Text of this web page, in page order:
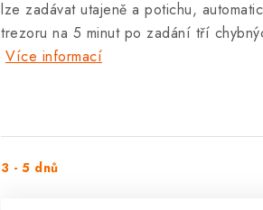
lze zadávat utajeně a potichu,
trezoru na 5 minut po zadání tří
Více informací
3 - 5 dnů